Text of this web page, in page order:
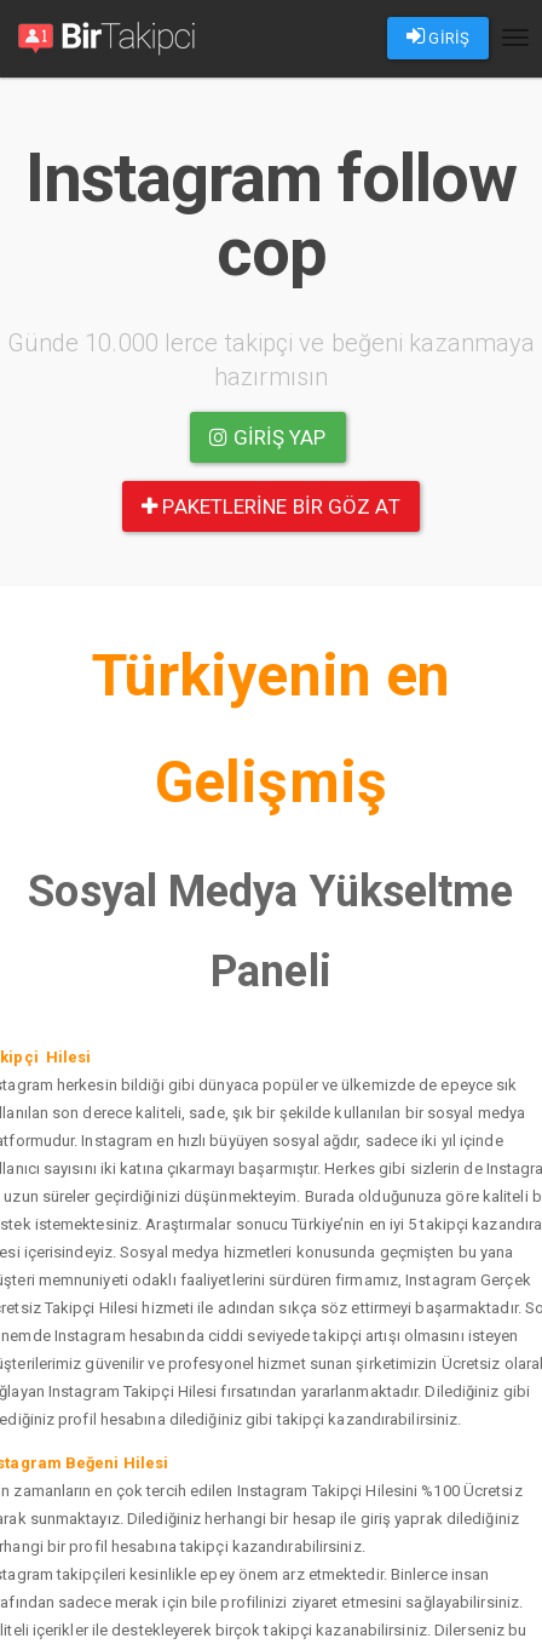
GİRİŞ
Instagram follow
cop
Günde 10.000 lerce takipçi ve beğeni kazanmaya
hazırmısın
GIRIŞ YAP
PAKETLERINE BIR GÖZ AT
Türkiyenin en
Gelişmiş
Sosyal Medya Yükseltme
Paneli
Hilesi
herkesin bildiği gibi dünyaca popüler ve ülkemizde de epeyce sık
son derece kaliteli, sade, şık bir şekilde kullanılan bir sosyal medya
Instagram en hızlı büyüyen sosyal ağdır, sadece iki yıl içinde
sayısını iki katına çıkarmayı başarmıştır. Herkes gibi sizlerin de
uzun süreler geçirdiğinizi düşünmekteyim. Burada olduğunuza göre kaliteli
istemektesiniz. Araştırmalar sonucu Türkiye’nin en iyi 5 takipçi
içerisindeyiz. Sosyal medya hizmetleri konusunda geçmişten bu yana
memnuniyeti odaklı faaliyetlerini sürdüren firmamız, Instagram Gerçek
Takipçi Hilesi hizmeti ile adından sıkça söz ettirmeyi başarmaktadır.
Instagram hesabında ciddi seviyede takipçi artışı olmasını isteyen
güvenilir ve profesyonel hizmet sunan şirketimizin Ücretsiz
Instagram Takipçi Hilesi fırsatından yararlanmaktadır. Dilediğiniz gibi
profil hesabına dilediğiniz gibi takipçi kazandırabilirsiniz.
Beğeni Hilesi
zamanların en çok tercih edilen Instagram Takipçi Hilesini %100 Ücretsiz
sunmaktayız. Dilediğiniz herhangi bir hesap ile giriş yaprak dilediğiniz
bir profil hesabına takipçi kazandırabilirsiniz.
takipçileri kesinlikle epey önem arz etmektedir. Binlerce insan
sadece merak için bile profilinizi ziyaret etmesini sağlayabilirsiniz.
içerikler ile destekleyerek birçok takipçi kazanabilirsiniz. Dilerseniz bu